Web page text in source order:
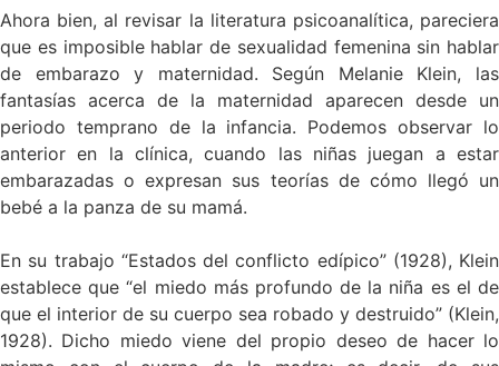
Ahora bien, al revisar la literatura psicoanalítica, pareciera
que es imposible hablar de sexualidad femenina sin hablar
de embarazo y maternidad. Según Melanie Klein, las
fantasías acerca de la maternidad aparecen desde un
periodo temprano de la infancia. Podemos observar lo
anterior en la clínica, cuando las niñas juegan a estar
embarazadas o expresan sus teorías de cómo llegó un
bebé a la panza de su mamá.
En su trabajo “Estados del conflicto edípico” (1928), Klein
establece que “el miedo más profundo de la niña es el de
que el interior de su cuerpo sea robado y destruido” (Klein,
1928). Dicho miedo viene del propio deseo de hacer lo